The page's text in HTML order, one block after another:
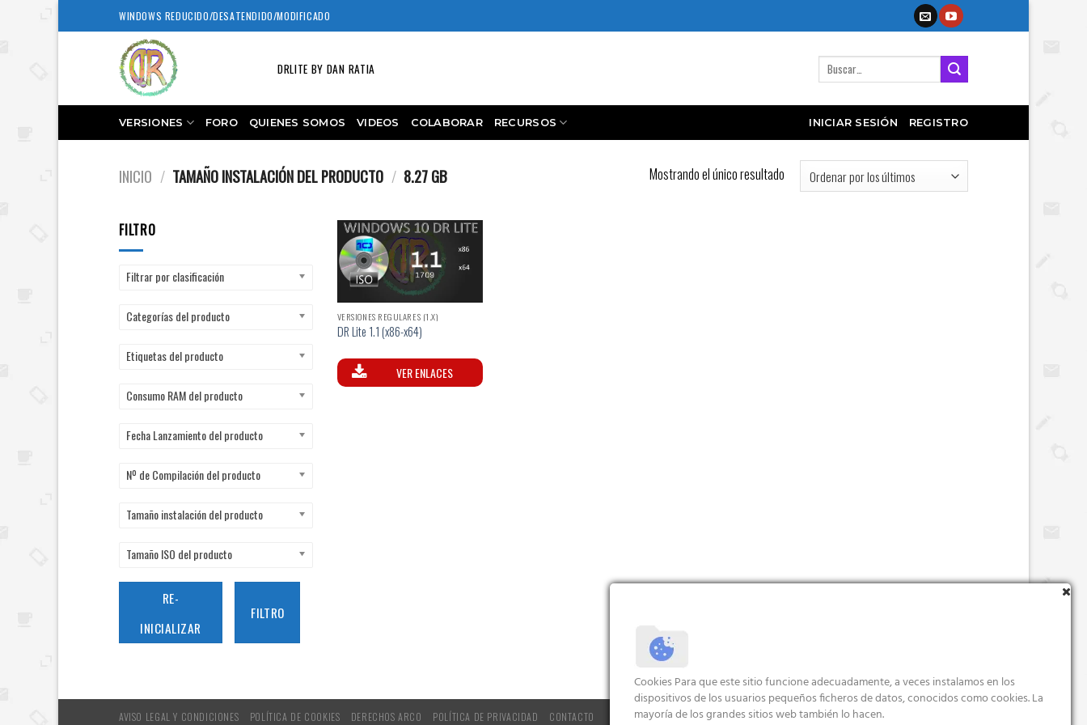
to
WINDOWS REDUCIDO/DESATENDIDO/MODIFICADO
DRLITE BY DAN RATIA
Buscar
por:
VERSIONES FORO QUIENES SOMOS VIDEOS COLABORAR RECURSOS INICIAR SESIÓN REGISTRO
INICIO / TAMAÑO INSTALACIÓN DEL PRODUCTO / 8.27 GB Mostrando el único resultado
FILTRO
Filtrar por clasificación
Categorías del producto
Etiquetas del producto
Consumo RAM del producto
Fecha Lanzamiento del producto
Nº de Compilación del producto
Tamaño instalación del producto
Tamaño ISO del producto
RE-
INICIALIZAR
FILTRO
VERSIONES REGULARES (1.X)
DR Lite 1.1 (x86-x64)
VER ENLACES
AVISO LEGAL Y CONDICIONES POLÍTICA DE COOKIES DERECHOS ARCO POLÍTICA DE PRIVACIDAD CONTACTO
Cookies Para que este sitio funcione adecuadamente, a veces instalamos en los
dispositivos de los usuarios pequeños ficheros de datos, conocidos como cookies. La
mayoría de los grandes sitios web también lo hacen.